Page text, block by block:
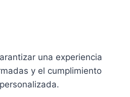
una experiencia
y el cumplimiento